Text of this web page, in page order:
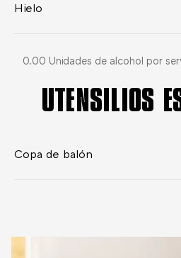
Hielo
0.00 Unidades de alcohol por
UTENSILIOS
Copa de balón